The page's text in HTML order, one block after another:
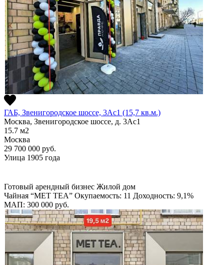
ГАБ, Звенигородское шоссе, 3Ас1 (15,7 кв.м.)
Москва, Звенигородское шоссе, д. 3Ас1
15.7 м2
Москва
29 700 000 руб.
Улица 1905 года
Готовый арендный бизнес Жилой дом
Чайная “MET TEA” Окупаемость: 11 Доходность: 9,1%
МАП: 300 000 руб.